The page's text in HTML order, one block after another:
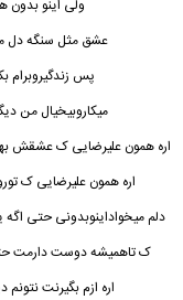
ولی اینو بدون
عشق مثل سنگه دل
پس زندگیروبرام
میکاروبیخیال من
اره همون علیرضایی ک
اره همون علیرضایی ک
دلم میخواداینوبدونی حتی
ک تاهمیشه دوست دارمت
اره ازم بگیرنت نتونم